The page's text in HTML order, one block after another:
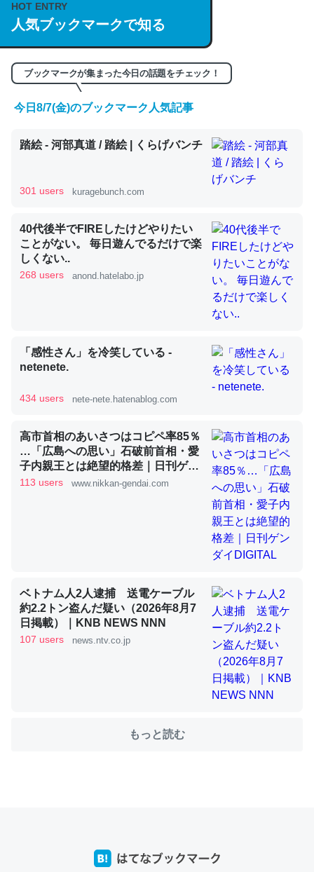
https://isobe324649.hatenablog.com/entry/2023/03/27
/064121
─GPTの仕組みと限界についての考察（１） - conceptualization
くらい。小説でいう「ずっと前の伏線」は回収されないけ
ど、短期記憶というには多い分量。進化すればするほど分
かりやすく強くなりそう
昆虫ってカルシウム少ないのか。知らんかった。調べたら
コオロギのカルシウム分はエビの600分の1程度。
論文では「淡水はカルシウムも酸素も不足してて両方に不
利だから両方が拮抗してるのでは」とあって面白い。海に
いる鋏角類（カブトガニ・ウミグモ）はカルシウムを使わ
ずキチンを強化してる筈だが、酵素が違うのか？
─ニュース :: 【研究発表】昆虫学の大問題＝「昆虫はなぜ海にいな
これを元に考えるとカルシウムを大量に使う脊椎動物と貝
類は苦労してるんだな…。腹足類だと殻を無くしてナメク
ジになったり努力してるし。
─ニュース :: 【研究発表】昆虫学の大問題＝「昆虫はなぜ海にいな
HOT ENTRY
人気ブックマークで知る
ブックマークが集まった今日の話題をチェック！
今日8/7(金)のブックマーク人気記事
踏絵 - 河部真道 / 踏絵 | くらげバンチ
301 users kuragebunch.com
40代後半でFIREしたけどやりたい
ことがない。 毎日遊んでるだけで楽
しくない..
268 users anond.hatelabo.jp
「感性さん」を冷笑している -
netenete.
434 users nete-nete.hatenablog.com
高市首相のあいさつはコピペ率85％
…「広島への思い」石破前首相・愛
子内親王とは絶望的格差｜日刊ゲン
ダイDIGITAL
113 users www.nikkan-gendai.com
ベトナム人2人逮捕 送電ケーブル
約2.2トン盗んだ疑い（2026年8月7
日掲載）｜KNB NEWS NNN
107 users news.ntv.co.jp
もっと読む